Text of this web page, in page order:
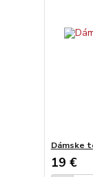
Dámske
19 €